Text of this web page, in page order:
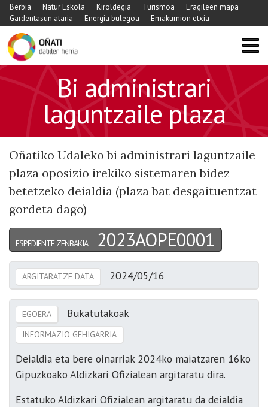
Berbia Natur Eskola Kiroldegia Turismoa
Eragileen mapa
Gardentasun ataria
Energia bulegoa Emakumion etxia
Bi administrari
laguntzaile plaza
Oñatiko Udaleko bi administrari laguntzaile
plaza oposizio irekiko sistemaren bidez
betetzeko deialdia (plaza bat desgaituentzat
gordeta dago)
ESPEDIENTE ZENBAKIA: 2023AOPE0001
ARGITARATZE DATA 2024/05/16
EGOERA Bukatutakoak
INFORMAZIO GEHIGARRIA
Deialdia eta bere oinarriak 2024ko maiatzaren 16ko
Gipuzkoako Aldizkari Ofizialean argitaratu dira.
Estatuko Aldizkari Ofizialean argitaratu da deialdia